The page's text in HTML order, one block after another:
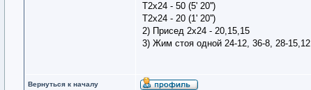
Т2х24 - 50 (5' 20'')
Т2х24 - 20 (1' 20'')
2) Присед 2х24 - 20,15,15
3) Жим стоя одной 24-12, 36-8, 28-15,12
Вернуться к началу